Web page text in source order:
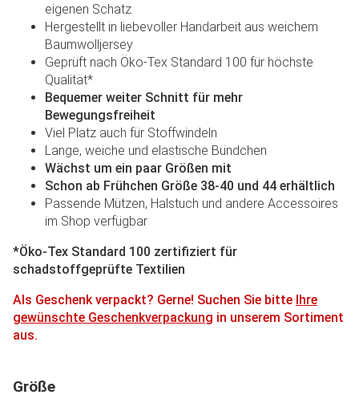
eigenen Schatz
Hergestellt in liebevoller Handarbeit aus weichem
Baumwolljersey
Geprüft nach Öko-Tex Standard 100 für höchste
Qualität*
Bequemer weiter Schnitt für mehr
Bewegungsfreiheit
Viel Platz auch für Stoffwindeln
Lange, weiche und elastische Bündchen
Wächst um ein paar Größen mit
Schon ab Frühchen Größe 38-40 und 44 erhältlich
Passende Mützen, Halstuch und andere Accessoires
im Shop verfügbar
*Öko-Tex Standard 100 zertifiziert für
schadstoffgeprüfte Textilien
Als Geschenk verpackt? Gerne! Suchen Sie bitte Ihre
gewünschte Geschenkverpackung in unserem Sortiment
aus.
Größe